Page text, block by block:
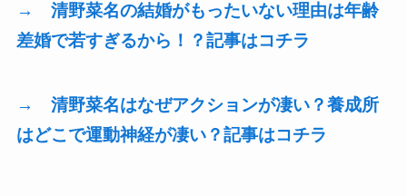
→ 清野菜名の結婚がもったいない理由は年齢
差婚で若すぎるから！？記事はコチラ
→ 清野菜名はなぜアクションが凄い？養成所
はどこで運動神経が凄い？記事はコチラ